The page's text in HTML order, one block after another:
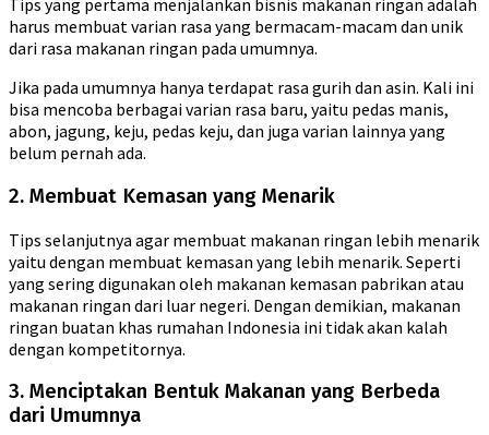
Tips yang pertama menjalankan bisnis makanan ringan adalah
harus membuat varian rasa yang bermacam-macam dan unik
dari rasa makanan ringan pada umumnya.
Jika pada umumnya hanya terdapat rasa gurih dan asin. Kali ini
bisa mencoba berbagai varian rasa baru, yaitu pedas manis,
abon, jagung, keju, pedas keju, dan juga varian lainnya yang
belum pernah ada.
2. Membuat Kemasan yang Menarik
Tips selanjutnya agar membuat makanan ringan lebih menarik
yaitu dengan membuat kemasan yang lebih menarik. Seperti
yang sering digunakan oleh makanan kemasan pabrikan atau
makanan ringan dari luar negeri. Dengan demikian, makanan
ringan buatan khas rumahan Indonesia ini tidak akan kalah
dengan kompetitornya.
3. Menciptakan Bentuk Makanan yang Berbeda
dari Umumnya